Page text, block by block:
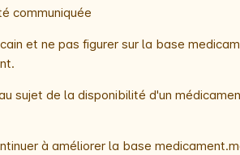
communiquée
et ne pas figurer sur la base
sujet de la disponibilité d'un
à améliorer la base